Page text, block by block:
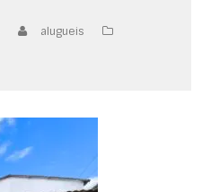
alugueis